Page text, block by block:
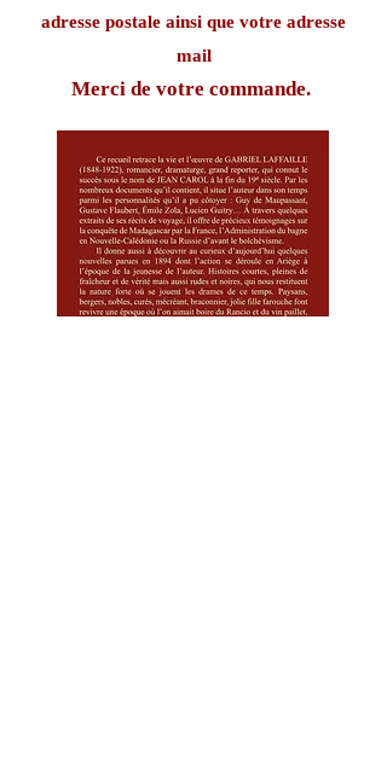
adresse postale ainsi que votre adresse
mail
Merci de votre commande.